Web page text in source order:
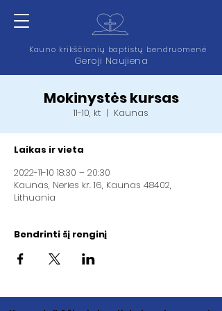
Kauno krikščionių baptistų bendruomenė
Geroji Naujiena
Mokinystės kursas
11-10, kt
  |
Kaunas
Laikas ir vieta
2022-11-10 18:30 – 20:30
Kaunas, Neries kr. 16, Kaunas 48402,
Lithuania
Bendrinti šį renginį